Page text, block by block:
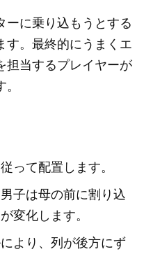
ーに乗り込もうとする
す。最終的にうまくエ
担当するプレイヤーが
って配置します。
子は母の前に割り込
変化します。
より、列が後方にず